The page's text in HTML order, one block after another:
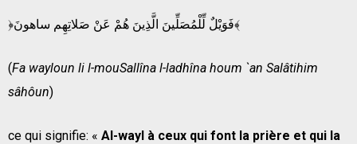
﴿فَوَيْلٌ لِّلْمُصَلِّينَ الَّذِينَ هُمْ عَنْ صَلاتِهِم ساهونَ﴾
(Fa wayloun li l-mouSallîna l-ladhîna houm `an Salâtihim
sâhôun)
ce qui signifie: « Al-wayl à ceux qui font la prière et qui la